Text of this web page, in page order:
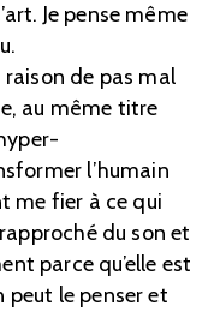
Je pense même
de pas mal
au même titre
l’humain
me fier à ce qui
du son et
parce qu’elle est
peut le penser et